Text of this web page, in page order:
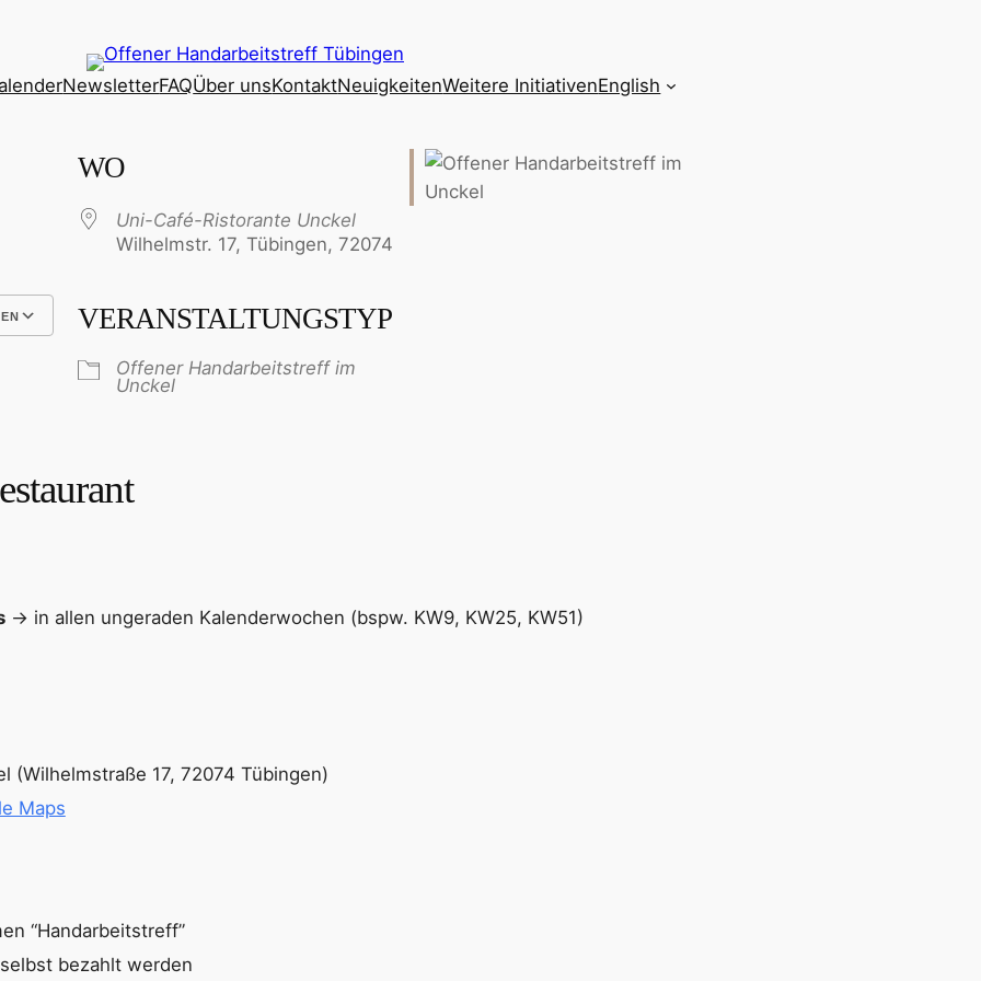
NewsletterFAQÜber unsKontaktNeuigkeitenWeitere InitiativenEnglish
Outlook Live
WO
Uni-Café-Ristorante Unckel
Wilhelmstr. 17, Tübingen, 72074
VERANSTALTUNGSTYP
Offener Handarbeitstreff im
Unckel
→ in allen ungeraden Kalenderwochen (bspw. KW9, KW25, KW51)
(Wilhelmstraße 17, 72074 Tübingen)
Maps
“Handarbeitstreff”
bezahlt werden